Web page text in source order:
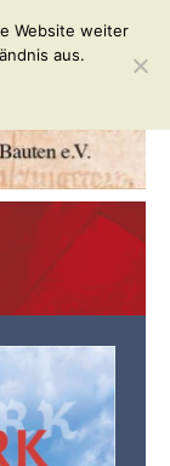
Website weiter
aus.